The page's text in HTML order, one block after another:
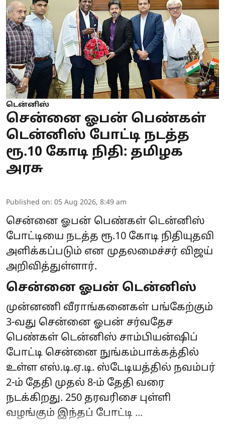
டென்னிஸ்
சென்னை ஓபன் பெண்கள்
டென்னிஸ் போட்டி நடத்த
ரூ.10 கோடி நிதி: தமிழக
அரசு
Published on: 05 Aug 2026, 8:49 am
சென்னை ஓபன் பெண்கள் டென்னிஸ்
போட்டியை நடத்த ரூ.10 கோடி நிதியுதவி
அளிக்கப்படும் என முதலமைச்சர் விஜய்
அறிவித்துள்ளார்.
சென்னை ஓபன் டென்னிஸ்
முன்னணி வீராங்கனைகள் பங்கேற்கும்
3-வது சென்னை ஓபன் சர்வதேச
பெண்கள் டென்னிஸ் சாம்பியன்ஷிப்
போட்டி சென்னை நுங்கம்பாக்கத்தில்
உள்ள எஸ்.டி.ஏ.டி. ஸ்டேடியத்தில் நவம்பர்
2-ம் தேதி முதல் 8-ம் தேதி வரை
நடக்கிறது. 250 தரவரிசை புள்ளி
வழங்கும் இந்தப் போட்டி ...